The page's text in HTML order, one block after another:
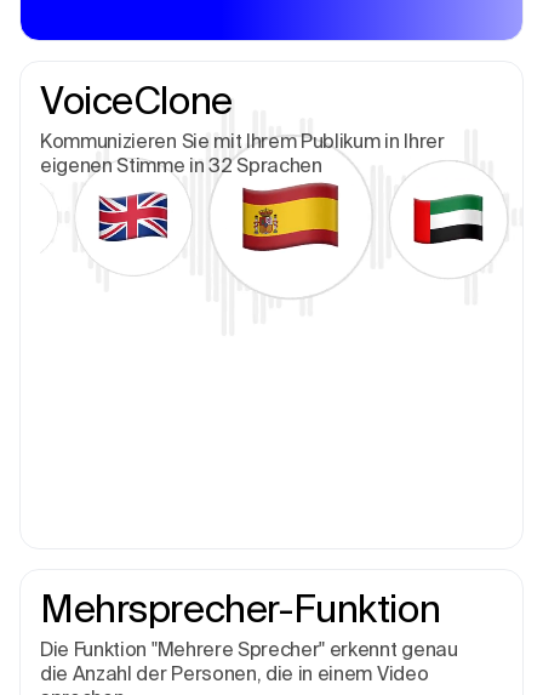
VoiceClone
Kommunizieren Sie mit Ihrem Publikum in Ihrer
eigenen Stimme in 32 Sprachen
Mehrsprecher-Funktion
Die Funktion "Mehrere Sprecher" erkennt genau
die Anzahl der Personen, die in einem Video